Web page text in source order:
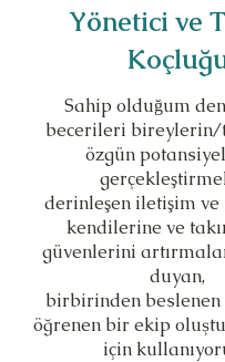
Yönetici ve
Sahip olduğum
becerileri bireylerin/
özgün
derinleşen iletişim
kendilerine ve
güvenlerini
duyan,
birbirinden
öğrenen bir ekip
için